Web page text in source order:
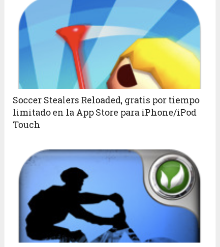
Soccer Stealers Reloaded, gratis por tiempo
limitado en la App Store para iPhone/iPod
Touch